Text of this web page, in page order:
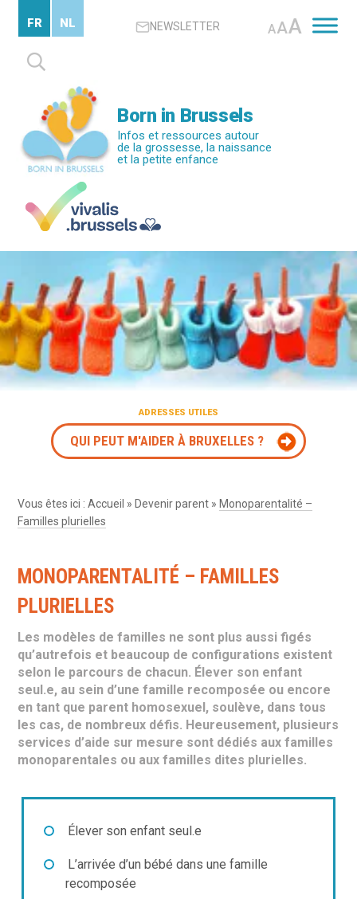
contenu
principal
NEWSLETTER AAA
Rechercher :
FR NL
Born in Brussels
Infos et ressources autour
de la grossesse, la naissance
et la petite enfance
ADRESSES UTILES
QUI PEUT M'AIDER À BRUXELLES ?
Vous êtes ici :Accueil » Devenir parent » Monoparentalité –
Familles plurielles
MONOPARENTALITÉ – FAMILLES
PLURIELLES
Les modèles de familles ne sont plus aussi figés
qu’autrefois et beaucoup de configurations existent
selon le parcours de chacun. Élever son enfant
seul.e, au sein d’une famille recomposée ou encore
en tant que parent homosexuel, soulève, dans tous
les cas, de nombreux défis. Heureusement, plusieurs
services d’aide sur mesure sont dédiés aux familles
monoparentales ou aux familles dites plurielles.
Élever son enfant seul.e
L’arrivée d’un bébé dans une famille
recomposée